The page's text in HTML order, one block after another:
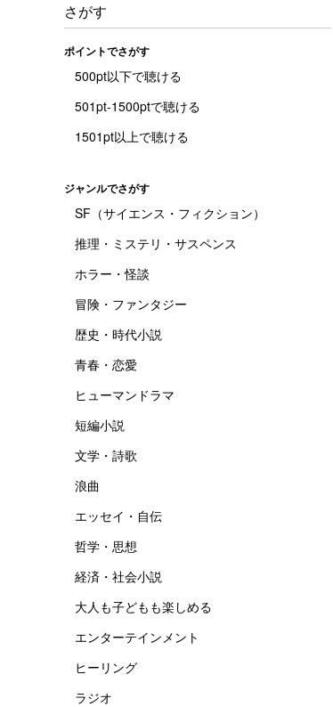
さがす
ポイントでさがす
500pt以下で聴ける
501pt-1500ptで聴ける
1501pt以上で聴ける
ジャンルでさがす
SF（サイエンス・フィクション）
推理・ミステリ・サスペンス
ホラー・怪談
冒険・ファンタジー
歴史・時代小説
青春・恋愛
ヒューマンドラマ
短編小説
文学・詩歌
浪曲
エッセイ・自伝
哲学・思想
経済・社会小説
大人も子どもも楽しめる
エンターテインメント
ヒーリング
ラジオ